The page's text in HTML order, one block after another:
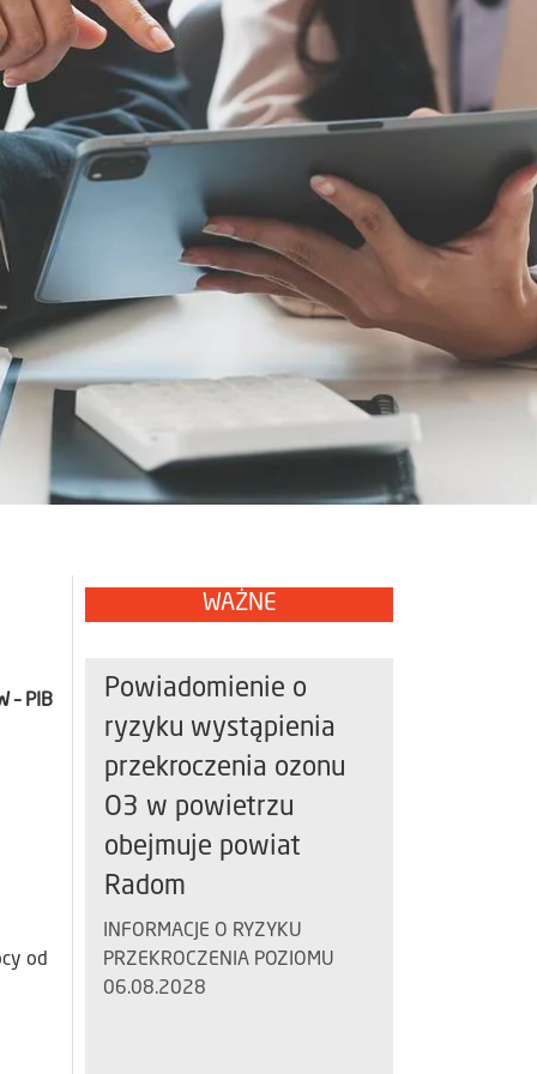
– PIB
od
WAŻNE
Powiadomienie o
ryzyku wystąpienia
przekroczenia ozonu
O3 w powietrzu
obejmuje powiat
Radom
INFORMACJE O RYZYKU
PRZEKROCZENIA POZIOMU
06.08.2028